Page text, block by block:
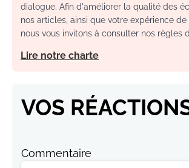
dialogue. Afin d'améliorer la qualité des
nos articles, ainsi que votre expérience de
nous vous invitons à consulter nos règles
Lire notre charte
VOS
Commentaire